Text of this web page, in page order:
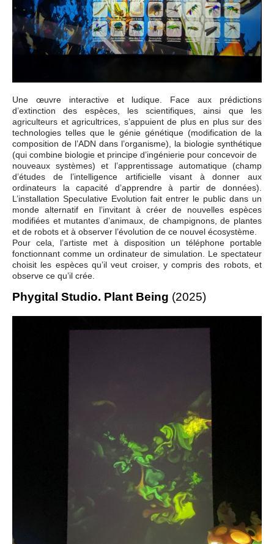
Une œuvre interactive et ludique. Face aux prédictions
d’extinction des espèces, les scientifiques, ainsi que les
agriculteurs et agricultrices, s’appuient de plus en plus sur des
technologies telles que le génie génétique (modification de la
composition de l’ADN dans l’organisme), la biologie synthétique
(qui combine biologie et principe d’ingénierie pour concevoir de
nouveaux systèmes) et l’apprentissage automatique (champ
d’études de l’intelligence artificielle visant à donner aux
ordinateurs la capacité d’apprendre à partir de données).
L’installation Speculative Evolution fait entrer le public dans un
monde alternatif en l’invitant à créer de nouvelles espèces
modifiées et mutantes d’animaux, de champignons, de plantes
et de robots et à observer l’évolution de ce nouvel écosystème.
Pour cela, l’artiste met à disposition un téléphone portable
fonctionnant comme un ordinateur de simulation. Le spectateur
choisit les espèces qu’il veut croiser, y compris des robots, et
observe ce qu’il crée.
Phygital Studio. Plant Being (2025)